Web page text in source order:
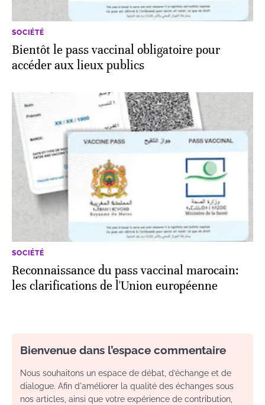
SOCIÉTÉ
Bientôt le pass vaccinal obligatoire pour
accéder aux lieux publics
SOCIÉTÉ
Reconnaissance du pass vaccinal marocain:
les clarifications de l'Union européenne
Bienvenue dans l’espace commentaire
Nous souhaitons un espace de débat, d’échange et de
dialogue. Afin d'améliorer la qualité des échanges sous
nos articles, ainsi que votre expérience de contribution,